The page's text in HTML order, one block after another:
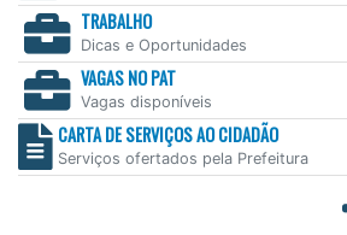
TRABALHO
Dicas e Oportunidades
VAGAS NO PAT
Vagas disponíveis
CARTA DE SERVIÇOS AO CIDADÃO
Serviços ofertados pela Prefeitura